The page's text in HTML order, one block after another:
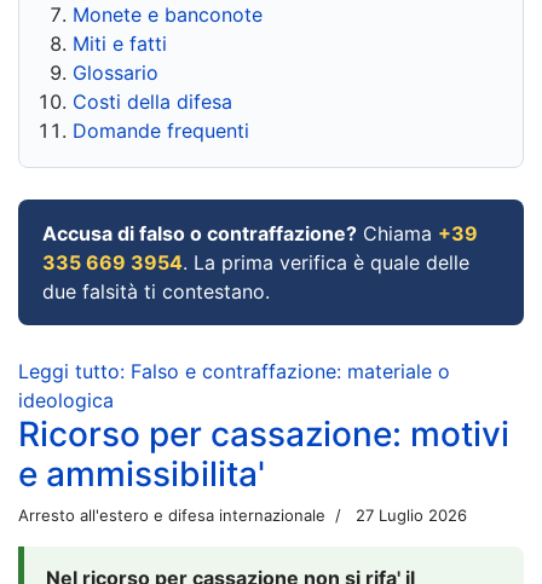
Monete e banconote
Miti e fatti
Glossario
Costi della difesa
Domande frequenti
Accusa di falso o contraffazione? Chiama +39
335 669 3954. La prima verifica è quale delle
due falsità ti contestano.
Leggi tutto: Falso e contraffazione: materiale o
ideologica
Ricorso per cassazione: motivi
e ammissibilita'
Arresto all'estero e difesa internazionale 27 Luglio 2026
Nel ricorso per cassazione non si rifa' il